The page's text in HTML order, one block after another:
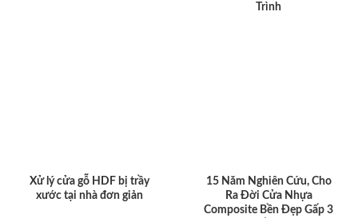
Trình
Xử lý cửa gỗ HDF bị trầy
xước tại nhà đơn giản
15 Năm Nghiên Cứu, Cho
Ra Đời Cửa Nhựa
Composite Bền Đẹp Gấp 3